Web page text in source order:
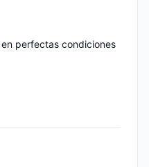
perfectas condiciones